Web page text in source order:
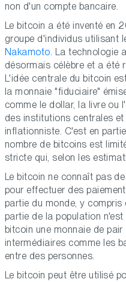
non d'un compte bancaire.
Le bitcoin a été inventé en
groupe d'individus utilisant
Nakamoto. La technologie
désormais célèbre et a été
L'idée centrale du bitcoin
la monnaie "fiduciaire"
comme le dollar, la livre ou
des institutions centrales
inflationniste. C'est en
nombre de bitcoins est
stricte qui, selon les
Le bitcoin ne connaît pas
pour effectuer des
partie du monde, y
partie de la population
bitcoin une monnaie de
intermédiaires comme les
entre des personnes.
Le bitcoin peut être utilisé